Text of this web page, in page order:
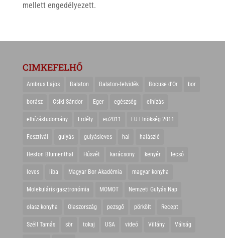
mellett engedélyezett.
CIMKEFELHŐ
Ambrus Lajos Balaton Balaton-felvidék Bocuse d'Or bor
borász Csíki Sándor Eger egészség elhízás
elhízástudomány Erdély eu2011 EU Elnökség 2011
Fesztivál gulyás gulyásleves hal halászlé
Heston Blumenthal Húsvét karácsony kenyér lecsó
leves liba Magyar Bor Akadémia magyar konyha
Molekuláris gasztronómia MOMOT Nemzeti Gulyás Nap
olasz konyha Olaszország pezsgő pörkölt Recept
Széll Tamás sör tokaj USA videó Villány Válság